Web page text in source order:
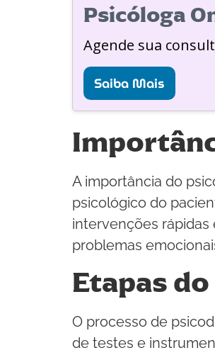
Psicóloga
Agende sua
Saiba Mais
A importância do
psicológico do
intervenções rápidas
problemas
Etapas
O processo de
de testes e